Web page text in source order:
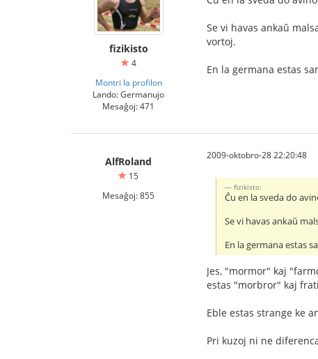
fizikisto
4
Montri la profilon
Lando: Germanujo
Mesaĝoj: 471
Se vi havas ankaŭ
vortoj.
En la germana estas
AlfRoland
15
Mesaĝoj: 855
2009-oktobro-28 22:20:48
fizikisto:
Ĉu en la sveda do
Se vi havas ankaŭ
En la germana estas
Jes, "mormor" kaj
estas "morbror" kaj
Eble estas strange ke
Pri kuzoj ni ne